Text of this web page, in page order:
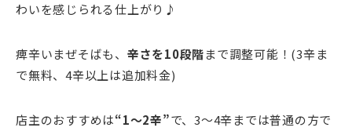
わいを感じられる仕上がり♪
痺辛いまぜそばも、 辛さを10段階まで調整可能！(3辛ま
で無料、4辛以上は追加料金)
店主のおすすめは“1～2辛”で、3～4辛までは普通の方で